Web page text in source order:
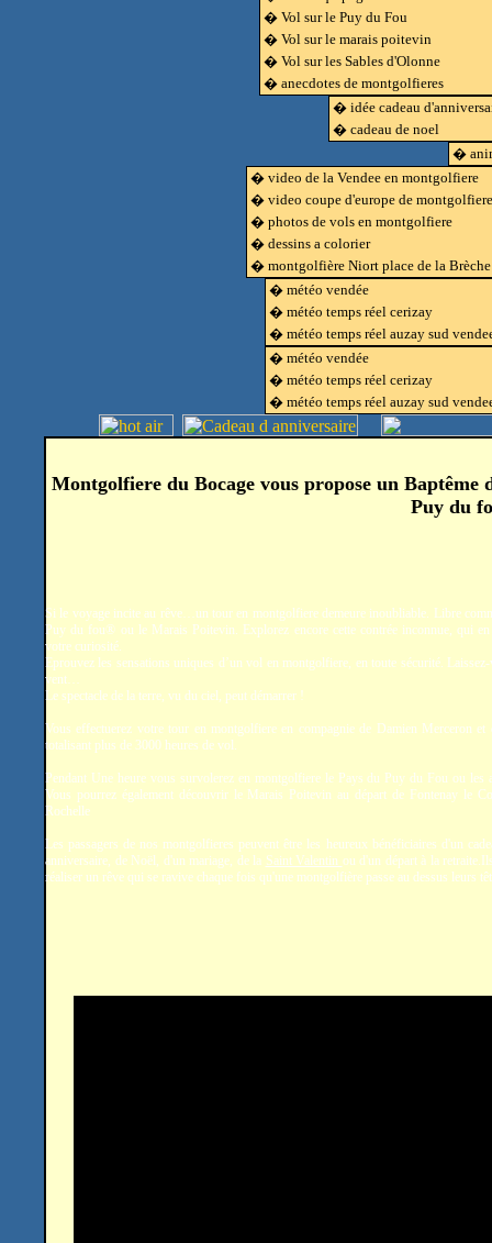
� Vol sur le Puy du Fou
� Vol sur le marais poitevin
� Vol sur les Sables d'Olonne
� anecdotes de montgolfieres
� idée cadeau
� cadeau de noel
�
� video de la Vendee en montgolfiere
� video coupe d'europe de montgolfiere
� photos de vols en montgolfiere
� dessins a colorier
� montgolfière Niort place de la Brèche
� météo vendée
� météo temps réel cerizay
� météo temps réel auzay sud
� météo vendée
� météo temps réel cerizay
� météo temps réel auzay sud
Montgolfiere du Bocage vous propose un Baptême
Puy du
Si le voyage incite au rêve…un tour en montgolfiere demeure inoubliable. Libre
Puy du fou® ou le Marais Poitevin. Explorez encore cette contrée inconnue, qui en
votre curiosité.
Eprouvez les sensations uniques d’un vol en montgolfiere, en toute sécurité.
vent…
Le spectacle de la terre, vu du ciel, peut démarrer !
Vous effectuerez votre tour en montgolfiere en compagnie de Damien Merceron
totalisant plus de 3000 heures de vol.
Pendant Une heure vous survolerez en montgolfiere le Pays du Puy du Fou ou les
Vous pourrez également découvrir le Marais Poitevin au départ de Fontenay le
Rochelle
Les passagers de nos montgolfieres peuvent être les heureux bénéficiaires d'un
anniversaire, de Noël, d'un mariage, de la Saint Valentin ou d'un départ à la
réaliser un rêve qui se ravive chaque fois qu'une montgolfière passe au dessus leurs